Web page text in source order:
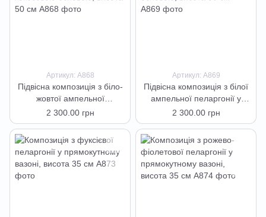
Артикул: А868
Підвісна композиція з біло-
жовтої ампельної
пеларгонії у кашпо з
кокосовою основою, висота
2 300.00 грн
Артикул: А869
Підвісна композиція з білої
ампельної пеларгонії у
кашпо з кокосовою
основою, висота 50 см
2 300.00 грн